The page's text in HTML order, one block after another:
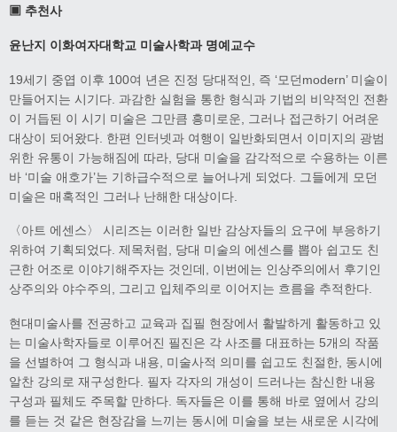
▣ 추천사
윤난지 이화여자대학교 미술사학과 명예교수
19세기 중엽 이후 100여 년은 진정 당대적인, 즉 ‘모던modern’ 미술이
만들어지는 시기다. 과감한 실험을 통한 형식과 기법의 비약적인 전환
이 거듭된 이 시기 미술은 그만큼 흥미로운, 그러나 접근하기 어려운
대상이 되어왔다. 한편 인터넷과 여행이 일반화되면서 이미지의 광범
위한 유통이 가능해짐에 따라, 당대 미술을 감각적으로 수용하는 이른
바 ‘미술 애호가’는 기하급수적으로 늘어나게 되었다. 그들에게 모던
미술은 매혹적인 그러나 난해한 대상이다.
〈아트 에센스〉 시리즈는 이러한 일반 감상자들의 요구에 부응하기
위하여 기획되었다. 제목처럼, 당대 미술의 에센스를 뽑아 쉽고도 친
근한 어조로 이야기해주자는 것인데, 이번에는 인상주의에서 후기인
상주의와 야수주의, 그리고 입체주의로 이어지는 흐름을 추적한다.
현대미술사를 전공하고 교육과 집필 현장에서 활발하게 활동하고 있
는 미술사학자들로 이루어진 필진은 각 사조를 대표하는 5개의 작품
을 선별하여 그 형식과 내용, 미술사적 의미를 쉽고도 친절한, 동시에
알찬 강의로 재구성한다. 필자 각자의 개성이 드러나는 참신한 내용
구성과 필체도 주목할 만하다. 독자들은 이를 통해 바로 옆에서 강의
를 듣는 것 같은 현장감을 느끼는 동시에 미술을 보는 새로운 시각에